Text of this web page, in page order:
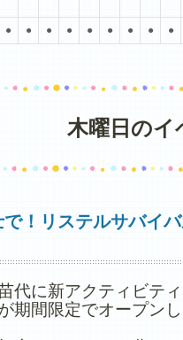
● ● ● ● ● ● ● ● ●
木曜日の
！リステルサバイ
代に新アクティビテ
期間限定でオープン